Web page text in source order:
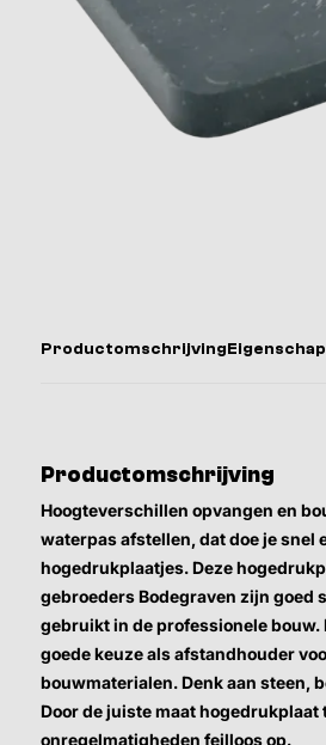
Productomschrijving
Productomschrijving
Hoogteverschillen opvangen en
waterpas afstellen, dat doe je snel
hogedrukplaatjes. Deze
gebroeders Bodegraven zijn goed
gebruikt in de professionele bouw.
goede keuze als afstandhouder
bouwmaterialen. Denk aan steen,
Door de juiste maat hogedrukplaat
onregelmatigheden feilloos op.